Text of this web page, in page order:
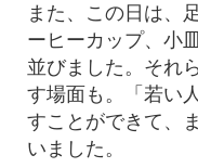
また、この日は、
ーヒーカップ、小
並びました。それ
す場面も。「若い
すことができて、
いました。